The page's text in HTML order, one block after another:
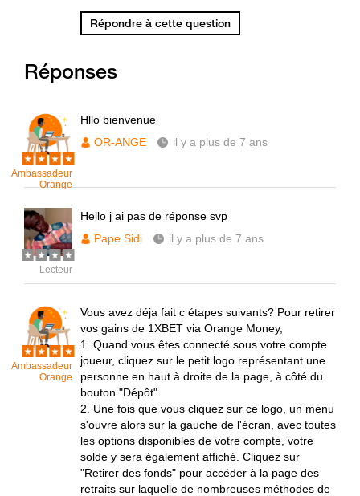
Répondre à cette question
Réponses
Ambassadeur
Orange
Hllo bienvenue
OR-ANGE
il y a plus de 7 ans
Lecteur
Hello j ai pas de réponse svp
Pape Sidi
il y a plus de 7 ans
Ambassadeur
Orange
Vous avez déja fait c étapes suivants? Pour retirer
vos gains de 1XBET via Orange Money,
1. Quand vous êtes connecté sous votre compte
joueur, cliquez sur le petit logo représentant une
personne en haut à droite de la page, à côté du
bouton "Dépôt"
2. Une fois que vous cliquez sur ce logo, un menu
s'ouvre alors sur la gauche de l'écran, avec toutes
les options disponibles de votre compte, votre
solde y sera également affiché. Cliquez sur
"Retirer des fonds" pour accéder à la page des
retraits sur laquelle de nombreuses méthodes de